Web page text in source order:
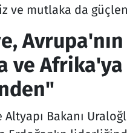
ve mutlaka da
ve
Altyapı Bakanı